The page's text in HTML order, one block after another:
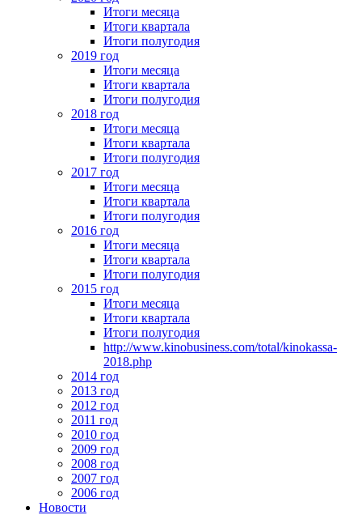
Итоги месяца
Итоги квартала
Итоги полугодия
2019 год
Итоги месяца
Итоги квартала
Итоги полугодия
2018 год
Итоги месяца
Итоги квартала
Итоги полугодия
2017 год
Итоги месяца
Итоги квартала
Итоги полугодия
2016 год
Итоги месяца
Итоги квартала
Итоги полугодия
2015 год
Итоги месяца
Итоги квартала
Итоги полугодия
http://www.kinobusiness.com/total/kinokassa-
2018.php
2014 год
2013 год
2012 год
2011 год
2010 год
2009 год
2008 год
2007 год
2006 год
Новости